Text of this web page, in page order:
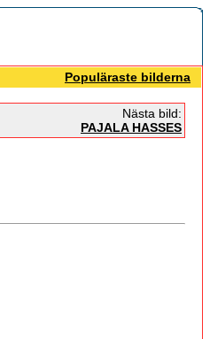
Populäraste bilderna
Nästa bild:
PAJALA HASSES